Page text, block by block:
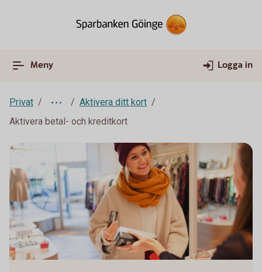
Meny Logga in
Privat
Aktivera ditt kort
Aktivera betal- och kreditkort